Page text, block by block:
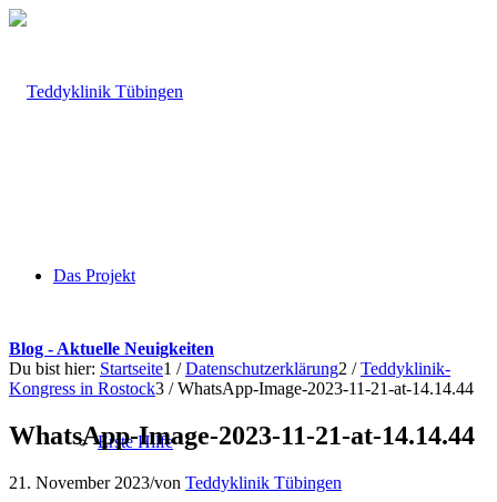
Das Projekt
Erste Hilfe
Blog - Aktuelle Neuigkeiten
Du bist hier: Startseite1 / Datenschutzerklärung2 / Teddyklinik-
Kongress in Rostock3 / WhatsApp-Image-2023-11-21-at-14.14.44
WhatsApp-Image-2023-11-21-at-14.14.44
21. November 2023/von Teddyklinik Tübingen